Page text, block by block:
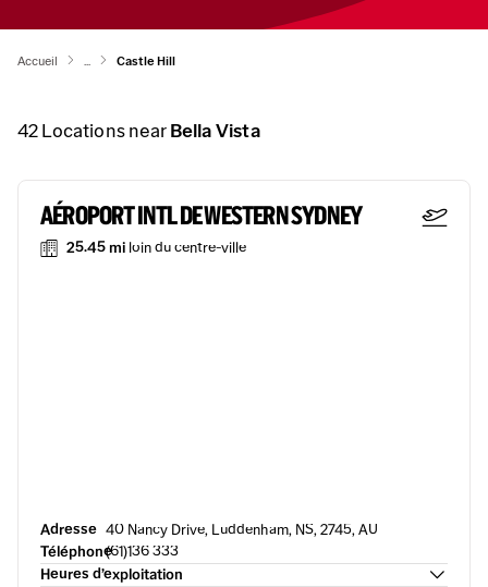
Accueil ... Castle Hill
42Locations nearBella Vista
AÉROPORT INTL DE WESTERN SYDNEY
25.45 mi loin du centre-ville
Adresse 40 Nancy Drive, Luddenham, NS, 2745, AU
Téléphone(61)136 333
Heures d’exploitation